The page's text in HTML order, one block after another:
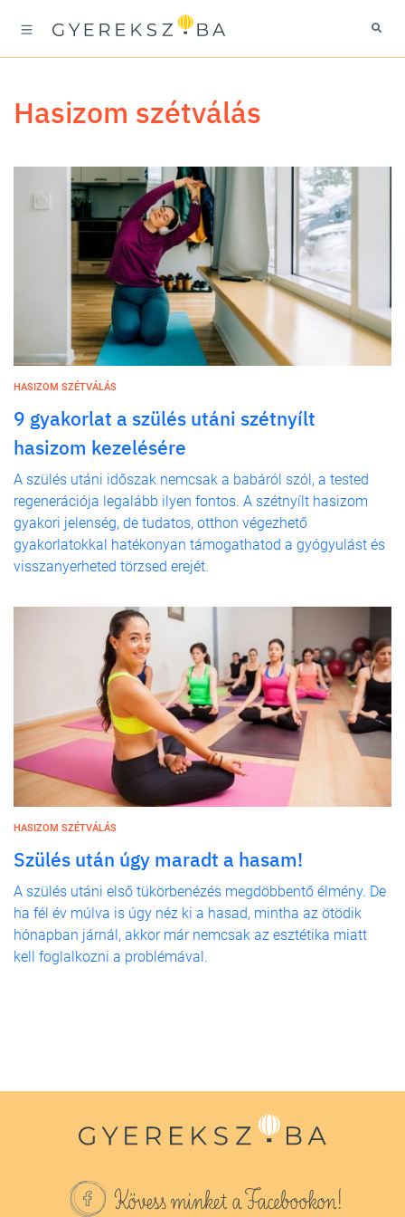
hasizom szétválás
HASIZOM SZÉTVÁLÁS
9 gyakorlat a szülés utáni szétnyílt
hasizom kezelésére
A szülés utáni időszak nemcsak a babáról szól, a tested
regenerációja legalább ilyen fontos. A szétnyílt hasizom
gyakori jelenség, de tudatos, otthon végezhető
gyakorlatokkal hatékonyan támogathatod a gyógyulást és
visszanyerheted törzsed erejét.
HASIZOM SZÉTVÁLÁS
Szülés után úgy maradt a hasam!
A szülés utáni első tükörbenézés megdöbbentő élmény. De
ha fél év múlva is úgy néz ki a hasad, mintha az ötödik
hónapban járnál, akkor már nemcsak az esztétika miatt
kell foglalkozni a problémával.
Kövess minket a Facebookon!